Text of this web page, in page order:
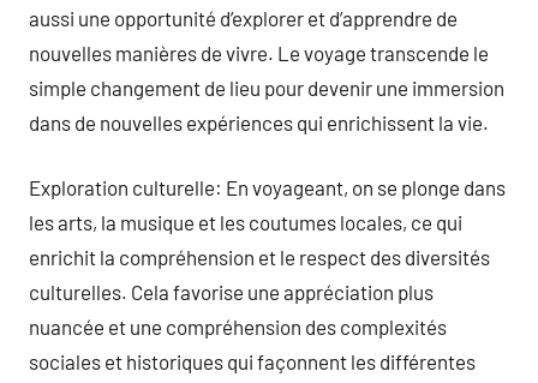
aussi une opportunité d’explorer et d’apprendre de
nouvelles manières de vivre. Le voyage transcende le
simple changement de lieu pour devenir une immersion
dans de nouvelles expériences qui enrichissent la vie.
Exploration culturelle: En voyageant, on se plonge dans
les arts, la musique et les coutumes locales, ce qui
enrichit la compréhension et le respect des diversités
culturelles. Cela favorise une appréciation plus
nuancée et une compréhension des complexités
sociales et historiques qui façonnent les différentes